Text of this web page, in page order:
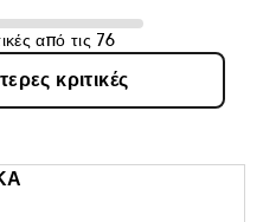
από τις 76
κριτικές